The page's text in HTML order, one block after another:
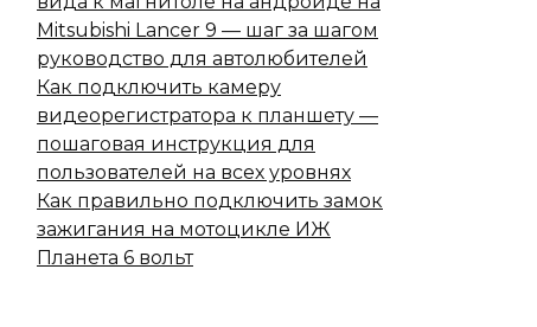
Mitsubishi Lancer 9 — шаг за шагом
руководство для автолюбителей
Как подключить камеру
видеорегистратора к планшету —
пошаговая инструкция для
пользователей на всех уровнях
Как правильно подключить замок
зажигания на мотоцикле ИЖ
Планета 6 вольт